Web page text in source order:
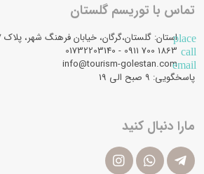
تماس با توریسم گلستان
placeاستان: گلستان،گرگان، خیابان فرهنگ شهر، پلاک 17، طبقه: همکف،
call
email
info@tourism-golestan.com
پاسخگویی: ۹ صبح الی 19
مارا دنبال کنید